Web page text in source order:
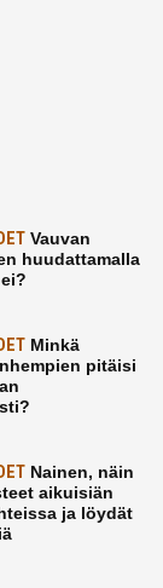
Vauvan
huudattamalla
Minkä
pitäisi
Nainen, näin
aikuisiän
ja löydät